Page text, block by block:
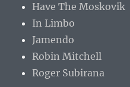
Have The Moskovik
In Limbo
Jamendo
Robin Mitchell
Roger Subirana